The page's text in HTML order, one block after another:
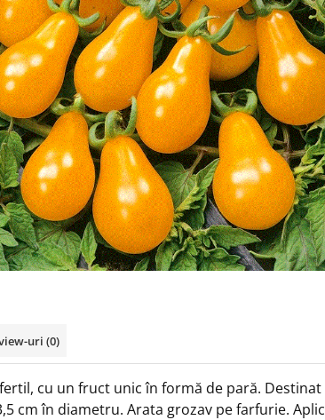
uri (0)
cu un fruct unic în formă de pară. Destinat
cm în diametru. Arata grozav pe farfurie.